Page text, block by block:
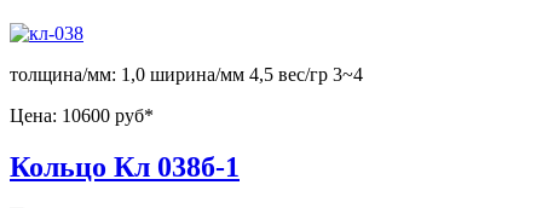
толщина/мм: 1,0 ширина/мм 4,5 вес/гр 3~4
Цена: 10600 руб*
Кольцо Кл 038б-1